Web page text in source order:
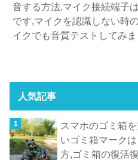
音する方法,マイク接続端子
です,マイクを認識しない時
イクでも音質テストしてみま
人気記事
スマホのゴミ箱
いゴミ箱マーク
方,ゴミ箱の復活